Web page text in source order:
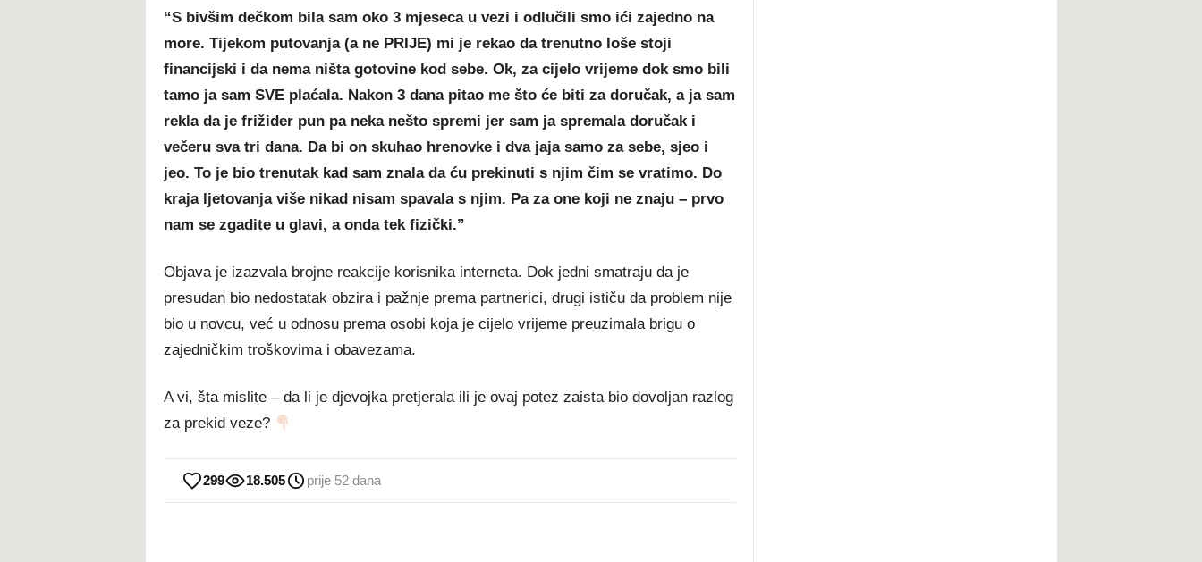
“S bivšim dečkom bila sam oko 3 mjeseca u vezi i odlučili smo ići zajedno na
more. Tijekom putovanja (a ne PRIJE) mi je rekao da trenutno loše stoji
financijski i da nema ništa gotovine kod sebe. Ok, za cijelo vrijeme dok smo bili
tamo ja sam SVE plaćala. Nakon 3 dana pitao me što će biti za doručak, a ja sam
rekla da je frižider pun pa neka nešto spremi jer sam ja spremala doručak i
večeru sva tri dana. Da bi on skuhao hrenovke i dva jaja samo za sebe, sjeo i
jeo. To je bio trenutak kad sam znala da ću prekinuti s njim čim se vratimo. Do
kraja ljetovanja više nikad nisam spavala s njim. Pa za one koji ne znaju – prvo
nam se zgadite u glavi, a onda tek fizički.”
Objava je izazvala brojne reakcije korisnika interneta. Dok jedni smatraju da je
presudan bio nedostatak obzira i pažnje prema partnerici, drugi ističu da problem nije
bio u novcu, već u odnosu prema osobi koja je cijelo vrijeme preuzimala brigu o
zajedničkim troškovima i obavezama.
A vi, šta mislite – da li je djevojka pretjerala ili je ovaj potez zaista bio dovoljan razlog
za prekid veze?
299 18.505 prije 52 dana